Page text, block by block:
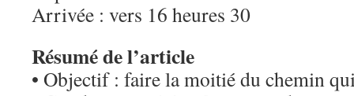
Arrivée : vers 16 heures 30
Résumé de l’article
• Objectif : faire la moitié du chemin